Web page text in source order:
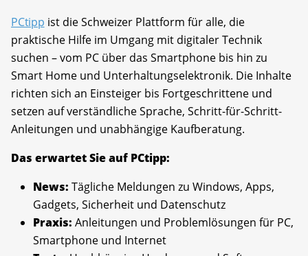
PCtipp ist die Schweizer Plattform für alle, die
praktische Hilfe im Umgang mit digitaler Technik
suchen – vom PC über das Smartphone bis hin zu
Smart Home und Unterhaltungselektronik. Die Inhalte
richten sich an Einsteiger bis Fortgeschrittene und
setzen auf verständliche Sprache, Schritt-für-Schritt-
Anleitungen und unabhängige Kaufberatung.
Das erwartet Sie auf PCtipp:
News: Tägliche Meldungen zu Windows, Apps,
Gadgets, Sicherheit und Datenschutz
Praxis: Anleitungen und Problemlösungen für PC,
Smartphone und Internet